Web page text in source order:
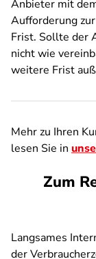
Anbieter mit
Aufforderung
Frist. Sollte der
nicht wie
weitere Frist
Mehr zu Ihren
lesen Sie in
Zum
Langsames
der